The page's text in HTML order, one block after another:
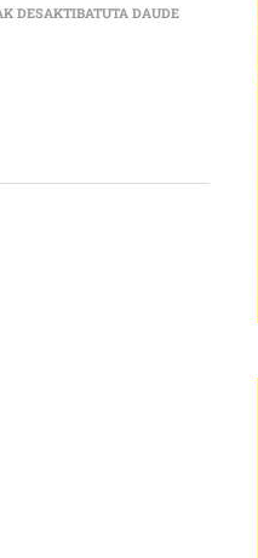
DESAKTIBATUTA DAUDE